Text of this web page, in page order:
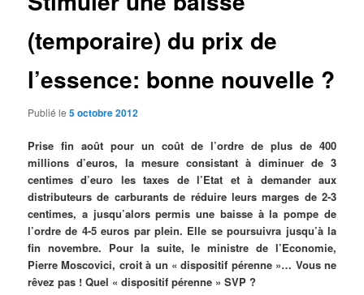
(temporaire) du prix de
l’essence: bonne nouvelle ?
Publié le5 octobre 2012
Prise fin août pour un coût de l’ordre de plus de 400
millions d’euros, la mesure consistant à diminuer de 3
centimes d’euro les taxes de l’Etat et à demander aux
distributeurs de carburants de réduire leurs marges de 2-3
centimes, a jusqu’alors permis une baisse à la pompe de
l’ordre de 4-5 euros par plein. Elle se poursuivra jusqu’à la
fin novembre. Pour la suite, le ministre de l’Economie,
Pierre Moscovici, croit à un « dispositif pérenne »… Vous ne
rêvez pas ! Quel « dispositif pérenne » SVP ?